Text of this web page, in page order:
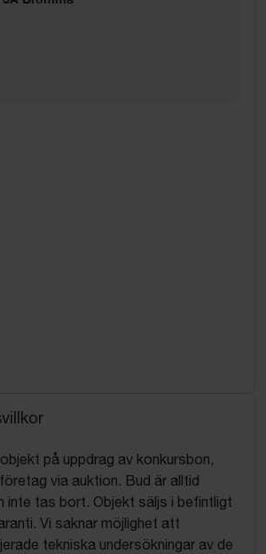
på uppdrag av konkursbon,
via auktion. Bud är alltid
inte tas bort. Objekt säljs i befintligt
Vi saknar möjlighet att
tekniska undersökningar av de